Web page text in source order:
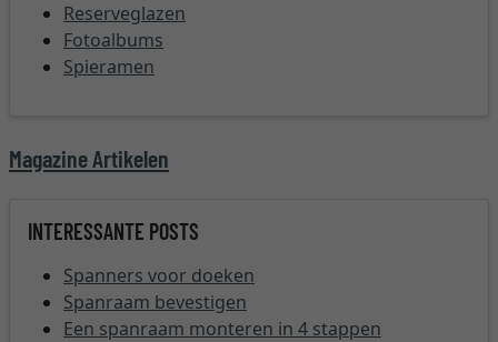
Reserveglazen
Fotoalbums
Spieramen
Magazine Artikelen
INTERESSANTE POSTS
Spanners voor doeken
Spanraam bevestigen
Een spanraam monteren in 4 stappen